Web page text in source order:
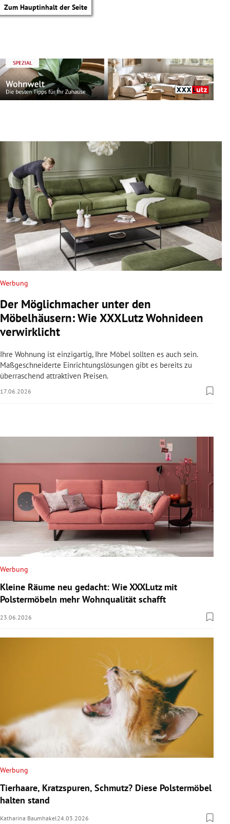
Zum Hauptinhalt der Seite
Untermenü
Untermenü
Untermenü
Untermenü
Untermenü
Untermenü
Untermenü
Untermenü
Untermenü
Werbung
Der Möglichmacher unter den
Möbelhäusern: Wie XXXLutz Wohnideen
verwirklicht
Ihre Wohnung ist einzigartig, Ihre Möbel sollten es auch sein.
Maßgeschneiderte Einrichtungslösungen gibt es bereits zu
überraschend attraktiven Preisen.
17.06.2026
Werbung
Kleine Räume neu gedacht: Wie XXXLutz mit
Polstermöbeln mehr Wohnqualität schafft
23.06.2026
Werbung
Tierhaare, Kratzspuren, Schmutz? Diese Polstermöbel
halten stand
Katharina Baumhakel 24.03.2026